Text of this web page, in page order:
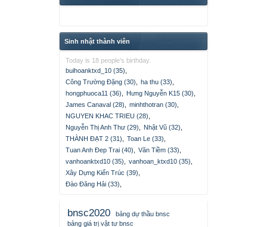
Sinh nhật thành viên
Today is 18 people's birthday.
buihoanktxd_10 (35)
Công Trường Đặng (30)
ha thu (33)
hongphuoca11 (36)
Hưng Nguyễn K15 (30)
James Canaval (28)
minhthotran (30)
NGUYEN KHAC TRIEU (28)
Nguyễn Thị Anh Thư (29)
Nhật Vũ (32)
THÀNH ĐẠT 2 (31)
Toan Le (33)
Tuan Anh Đep Trai (40)
Văn Tiềm (33)
vanhoanktxd10 (35)
vanhoan_ktxd10 (35)
Xây Dựng Kiến Trúc (39)
Đào Đăng Hải (33)
bnsc2020
bảng dự thầu bnsc
bảng giá trị vật tư bnsc